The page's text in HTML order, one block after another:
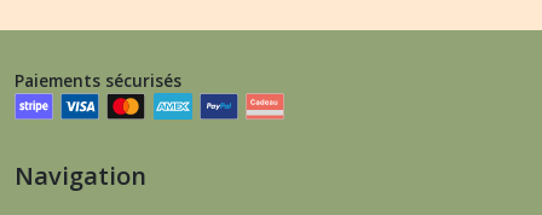
Paiements sécurisés
Navigation